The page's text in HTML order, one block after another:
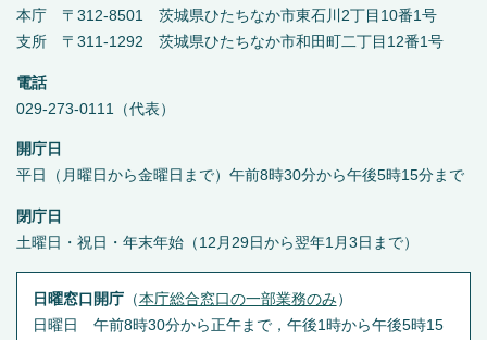
本庁 〒312-8501 茨城県ひたちなか市東石川2丁目10番1号
支所 〒311-1292 茨城県ひたちなか市和田町二丁目12番1号
電話
029-273-0111（代表）
開庁日
平日（月曜日から金曜日まで）午前8時30分から午後5時15分まで
閉庁日
土曜日・祝日・年末年始（12月29日から翌年1月3日まで）
日曜窓口開庁（本庁総合窓口の一部業務のみ ）
日曜日 午前8時30分から正午まで，午後1時から午後5時15